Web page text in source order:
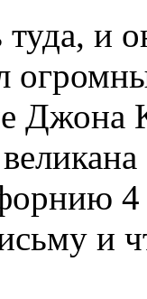
и
Джона
4
и